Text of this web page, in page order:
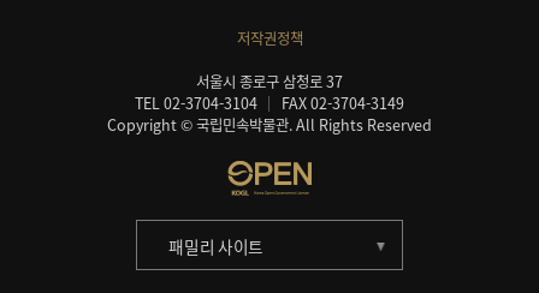
저작권정책
서울시 종로구 삼청로 37
TEL 02-3704-3104
FAX 02-3704-3149
Copyright © 국립민속박물관. All Rights Reserved
패밀리 사이트